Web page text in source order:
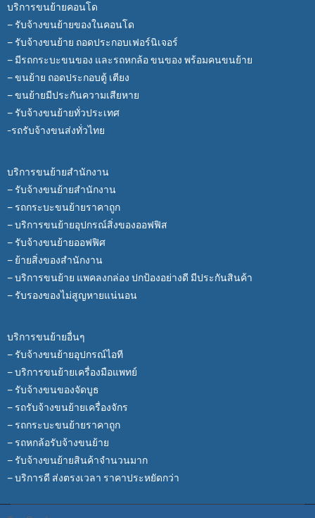
บริการขนย้ายคอนโด
– รับจ้างขนย้ายของในคอนโด
– รับจ้างขนย้าย ถอดประกอบเฟอร์นิเจอร์
– มีรถกระบะขนของ และรถหกล้อ ขนของ พร้อมคนขนย้าย
– ขนย้าย ถอดประกอบตู้ เตียง
– ขนย้ายมีประกันความเสียหาย
– รับจ้างขนย้ายทั่วประเทศ
-รถรับจ้างขนส่งทั่วไทย
บริการขนย้ายสำนักงาน
– รับจ้างขนย้ายสำนักงาน
– รถกระบะขนย้ายราคาถูก
– บริการขนย้ายอุปกรณ์สิ่งของออฟฟิส
– รับจ้างขนย้ายออฟฟิศ
– ย้ายสิ่งของสำนักงาน
– บริการขนย้าย แพคลงกล่อง ปกป้องอย่างดี มีประกันสินค้า
– รับรองของไม่สูญหายแน่นอน
บริการขนย้ายอื่นๆ
– รับจ้างขนย้ายอุปกรณ์ไอที
– บริการขนย้ายเครื่องมือแพทย์
– รับจ้างขนของจัดบูธ
– รถรับจ้างขนย้ายเครื่องจักร
– รถกระบะขนย้ายราคาถูก
– รถหกล้อรับจ้างขนย้าย
– รับจ้างขนย้ายสินค้าจำนวนมาก
– บริการดี ส่งตรงเวลา ราคาประหยัดกว่า